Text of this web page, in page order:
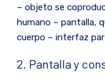
– objeto se
humano – pantalla,
cuerpo – interfaz
2. Pantalla y